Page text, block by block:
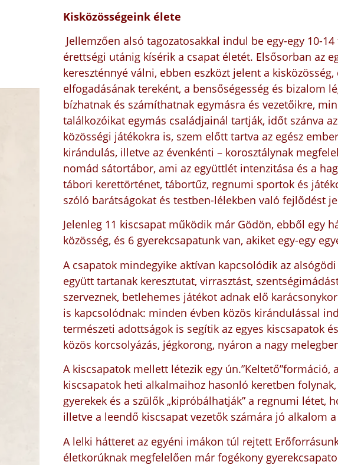
Kisközösségeink élete
Jellemzően alsó tagozatosakkal indul be egy-egy 10-
érettségi utánig kísérik a csapat életét. Elsősorban az
kereszténnyé válni, ebben eszközt jelent a
elfogadásának tereként, a bensőségesség és bizalom
bízhatnak és számíthatnak egymásra és vezetőikre,
találkozóikat egymás családjainál tartják, időt szánva
közösségi játékokra is, szem előtt tartva az egész
kirándulás, illetve az évenkénti – korosztálynak
nomád sátortábor, ami az együttlét intenzitása és a
tábori kerettörténet, tábortűz, regnumi sportok és
szóló barátságokat és testben-lélekben való fejlődést
Jelenleg 11 kiscsapat működik már Gödön, ebből egy
közösség, és 6gyerekcsapatunk van, akiket egy-egy
A csapatok mindegyike aktívan kapcsolódik az
együtt tartanak keresztutat, virrasztást,
szerveznek, betlehemes játékot adnak elő
is kapcsolódnak: minden évben közös kirándulással
természeti adottságok is segítik az egyes kiscsapatok
közös korcsolyázás, jégkorong, nyáron a nagy
A kiscsapatok mellett létezik egy
kiscsapatok heti alkalmaihoz hasonló keretben
gyerekek és a szülők „kipróbálhatják” a regnumi létet,
illetve a leendő kiscsapat vezetők számára jó alkalom
A lelki hátteret az egyéni imákon túl rejtett
életkorúknak megfelelően már fogékony